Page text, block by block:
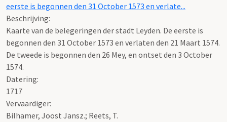
eerste is begonnen den 31 October 1573 en verlate...
Beschrijving:
Kaarte van de belegeringen der stadt Leyden. De eerste is
begonnen den 31 October 1573 en verlaten den 21 Maart 1574.
De tweede is begonnen den 26 Mey, en ontset den 3 October
1574.
Datering:
1717
Vervaardiger:
Bilhamer, Joost Jansz.; Reets, T.